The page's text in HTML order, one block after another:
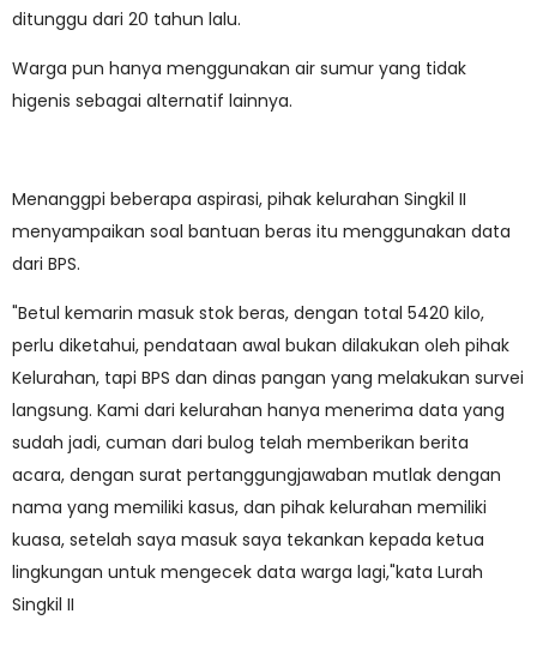
ditunggu dari 20 tahun lalu.
Warga pun hanya menggunakan air sumur yang tidak
higenis sebagai alternatif lainnya.
Menanggpi beberapa aspirasi, pihak kelurahan Singkil II
menyampaikan soal bantuan beras itu menggunakan data
dari BPS.
"Betul kemarin masuk stok beras, dengan total 5420 kilo,
perlu diketahui, pendataan awal bukan dilakukan oleh pihak
Kelurahan, tapi BPS dan dinas pangan yang melakukan survei
langsung. Kami dari kelurahan hanya menerima data yang
sudah jadi, cuman dari bulog telah memberikan berita
acara, dengan surat pertanggungjawaban mutlak dengan
nama yang memiliki kasus, dan pihak kelurahan memiliki
kuasa, setelah saya masuk saya tekankan kepada ketua
lingkungan untuk mengecek data warga lagi,"kata Lurah
Singkil II